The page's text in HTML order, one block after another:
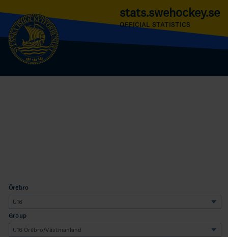
stats.swehockey.se
OFFICIAL STATISTICS
Örebro
Group